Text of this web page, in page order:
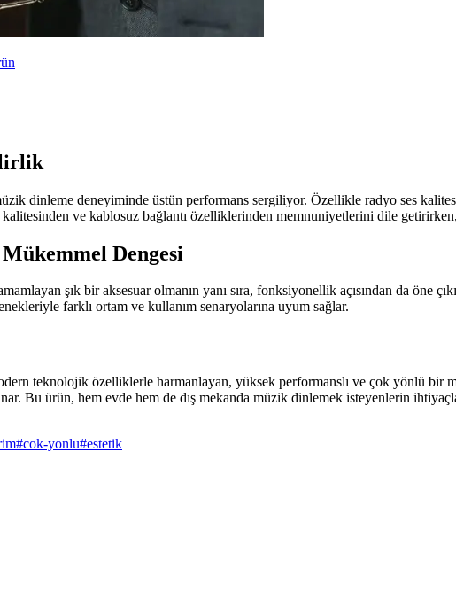
dinleme deneyiminde üstün performans sergiliyor. Özellikle radyo ses
kalitesinden ve kablosuz bağlantı özelliklerinden memnuniyetlerini dile
Dengesi
şık bir aksesuar olmanın yanı sıra, fonksiyonellik açısından da öne
farklı ortam ve kullanım senaryolarına uyum sağlar.
teknolojik özelliklerle harmanlayan, yüksek performanslı ve çok yönlü bir
Bu ürün, hem evde hem de dış mekanda müzik dinlemek isteyenlerin
#cok-yonlu#estetik